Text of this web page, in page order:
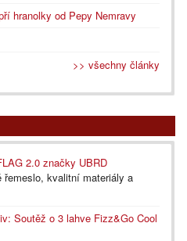
hranolky od Pepy Nemravy
>> všechny články
2.0 značky UBRD
řemeslo, kvalitní materiály a
Soutěž o 3 lahve Fizz&Go Cool